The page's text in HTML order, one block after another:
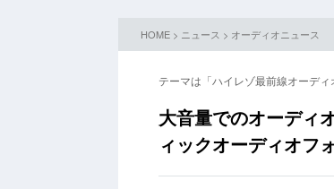
HOME > ニュース > オーディオニュース
テーマは「ハイレゾ最前線オーデ
大音量でのオーディ
ィックオーディオフ